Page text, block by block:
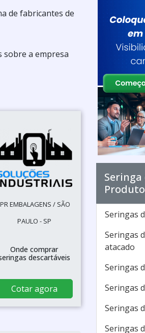
de fabricantes de
sobre a empresa
EMBALAGENS / SÃO
PAULO - SP
Onde comprar
descartáveis
Cotar agora
Seringas
Seringas
atacado
Seringas
Seringas
Seringas
Seringas